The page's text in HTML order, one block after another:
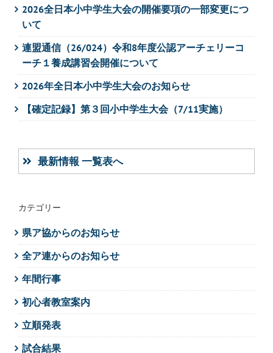
2026全日本小中学生大会の開催要項の一部変更につ
いて
連盟通信（26/024）令和8年度公認アーチェリーコ
ーチ１養成講習会開催について
2026年全日本小中学生大会のお知らせ
【確定記録】第３回小中学生大会（7/11実施）
最新情報 一覧表へ
カテゴリー
県ア協からのお知らせ
全ア連からのお知らせ
年間行事
初心者教室案内
立順発表
試合結果